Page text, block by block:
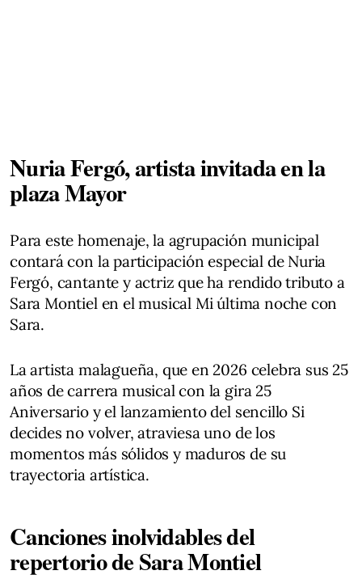
Nuria Fergó, artista invitada en la
plaza Mayor
Para este homenaje, la agrupación municipal
contará con la participación especial de Nuria
Fergó, cantante y actriz que ha rendido tributo a
Sara Montiel en el musical Mi última noche con
Sara.
La artista malagueña, que en 2026 celebra sus 25
años de carrera musical con la gira 25
Aniversario y el lanzamiento del sencillo Si
decides no volver, atraviesa uno de los
momentos más sólidos y maduros de su
trayectoria artística.
Canciones inolvidables del
repertorio de Sara Montiel